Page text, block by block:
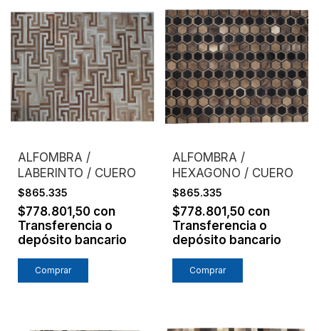
ALFOMBRA /
LABERINTO / CUERO
$865.335
$778.801,50 con
Transferencia o
depósito bancario
Comprar
ALFOMBRA /
HEXAGONO / CUERO
$865.335
$778.801,50 con
Transferencia o
depósito bancario
Comprar